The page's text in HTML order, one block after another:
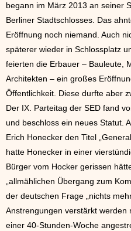
begann im März 2013 an seiner
Berliner Stadtschlosses. Das
Eröffnung noch niemand. Auch
späterer wieder in Schlossplatz
feierten die Erbauer – Bauleute,
Architekten – ein großes
Öffentlichkeit. Diese durfte aber
Der IX. Parteitag der SED fand
und beschloss ein neues Statut.
Erich Honecker den Titel
hatte Honecker in einer
Bürger vom Hocker gerissen
„allmählichen Übergang zum
der deutschen Frage „nichts
Anstrengungen verstärkt werden
einer 40-Stunden-Woche